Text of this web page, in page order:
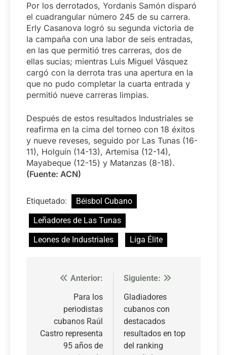
Por los derrotados, Yordanis Samón disparó
el cuadrangular número 245 de su carrera.
Erly Casanova logró su segunda victoria de
la campaña con una labor de seis entradas,
en las que permitió tres carreras, dos de
ellas sucias; mientras Luis Miguel Vásquez
cargó con la derrota tras una apertura en la
que no pudo completar la cuarta entrada y
permitió nueve carreras limpias.
Después de estos resultados Industriales se
reafirma en la cima del torneo con 18 éxitos
y nueve reveses, seguido por Las Tunas (16-
11), Holguín (14-13), Artemisa (12-14),
Mayabeque (12-15) y Matanzas (8-18).
(Fuente: ACN)
Etiquetado:
Béisbol Cubano
Leñadores de Las Tunas
Leones de Industriales
Liga Élite
Navegación
entradas
Anterior:
Para los
periodistas
cubanos Raúl
Castro representa
95 años de
Siguiente:
Gladiadores
cubanos con
destacados
resultados en top
del ranking